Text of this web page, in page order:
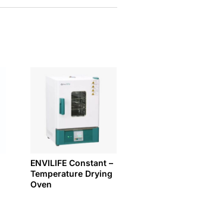
ENVILIFE Constant –
Temperature Drying
Oven